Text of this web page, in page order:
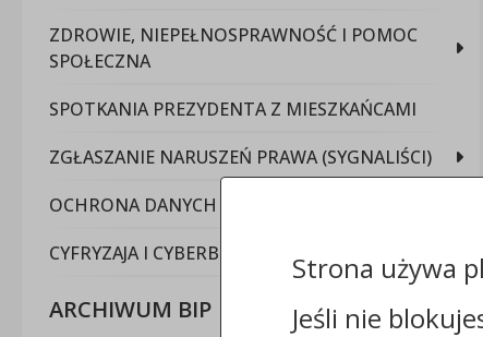
ZDROWIE, NIEPEŁNOSPRAWNOŚĆ I POMOC
SPOŁECZNA
SPOTKANIA PREZYDENTA Z MIESZKAŃCAMI
ZGŁASZANIE NARUSZEŃ PRAWA (SYGNALIŚCI)
OCHRONA DANYCH OSOBOWYCH
CYFRYZAJA I CYBERBEZPIECZEŃSTWO
ARCHIWUM BIP
Strona używa
Jeśli nie